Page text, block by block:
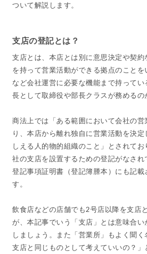
ついて解説します。
支店の登記とは？
支店とは、本店とは別に意思決定や契約
を持って営業活動ができる拠点のことを
など会社運営に必要な機能まで持って
長として取締役や部長クラスが務めるの
商法上では「ある範囲において会社の営
り、本店から離れ独自に営業活動を決
しえる人的物的組織のこと」とされて
社の支店を設置するための登記がなされ
登記事項証明書（登記簿謄本）にも記
す。
飲食店などの店舗でも2号店以降を支店
が、本記事でいう「支店」とは意味合
しましょう。また「営業所」もよく聞く
支店と同じものとして考えていいの？」